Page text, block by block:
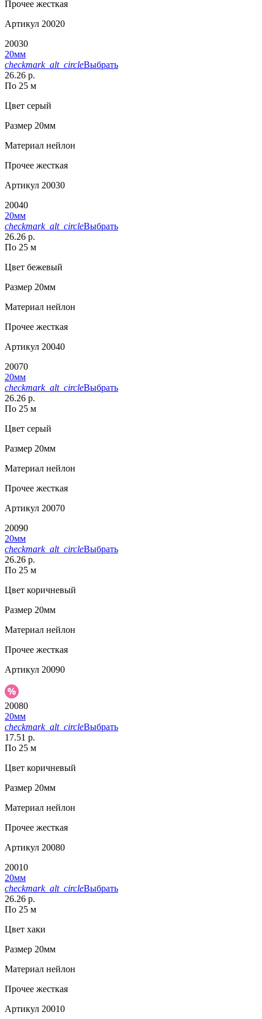
Прочее жесткая
Артикул 20020
20030
20мм
checkmark_alt_circleВыбрать
26.26 р.
По 25 м
Цвет серый
Размер 20мм
Материал нейлон
Прочее жесткая
Артикул 20030
20040
20мм
checkmark_alt_circleВыбрать
26.26 р.
По 25 м
Цвет бежевый
Размер 20мм
Материал нейлон
Прочее жесткая
Артикул 20040
20070
20мм
checkmark_alt_circleВыбрать
26.26 р.
По 25 м
Цвет серый
Размер 20мм
Материал нейлон
Прочее жесткая
Артикул 20070
20090
20мм
checkmark_alt_circleВыбрать
26.26 р.
По 25 м
Цвет коричневый
Размер 20мм
Материал нейлон
Прочее жесткая
Артикул 20090
20080
20мм
checkmark_alt_circleВыбрать
17.51 р.
По 25 м
Цвет коричневый
Размер 20мм
Материал нейлон
Прочее жесткая
Артикул 20080
20010
20мм
checkmark_alt_circleВыбрать
26.26 р.
По 25 м
Цвет хаки
Размер 20мм
Материал нейлон
Прочее жесткая
Артикул 20010